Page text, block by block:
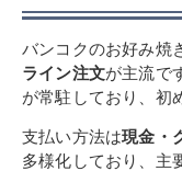
バンコクのお好み焼
ライン注文が主流で
が常駐しており、初
支払い方法は現金・
多様化しており、主